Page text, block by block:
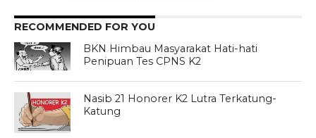
RECOMMENDED FOR YOU
BKN Himbau Masyarakat Hati-hati
Penipuan Tes CPNS K2
Nasib 21 Honorer K2 Lutra Terkatung-
Katung